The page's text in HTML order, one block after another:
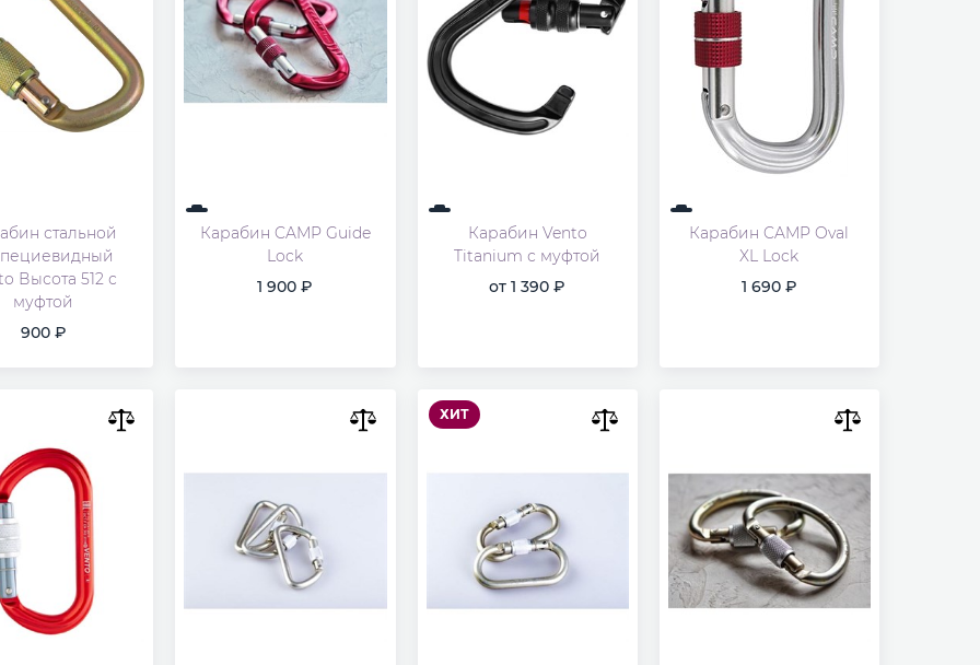
стальной
Высота 512 с
муфтой
900
Карабин CAMP Guide
Lock
1 900
Карабин Vento
Titanium с муфтой
от1 390
Карабин CAMP Oval
XL Lock
1 690
ХИТ